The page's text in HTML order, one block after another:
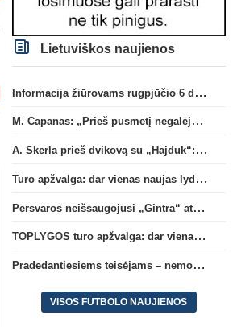
Lietuviškos naujienos
Informacija žiūrovams rugpjūčio 6 d. UEFA rungtynėms
M. Capanas: „Prieš pusmetį negalėjau net įsivaizduoti, kad žaisime prieš „Hajduk“
A. Skerla prieš dvikovą su „Hajduk“: „Tai kito kalibro komanda“
Turo apžvalga: dar vienas naujas lyderis
Persvaros neišsaugojusi „Gintra“ atrankos pusfinalyje nusileido Škotijos čempionėms
TOPLYGOS turo apžvalga: dar vienas naujas lyderis
Pradedantiesiems teisėjams – nemokamas seminaras Vilniuje šį penktadienį
VISOS FUTBOLO NAUJIENOS